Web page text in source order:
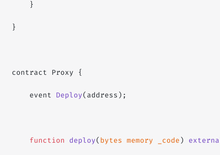
}
}
contract Proxy {
event Deploy(address);
function deploy( bytes memory _code )